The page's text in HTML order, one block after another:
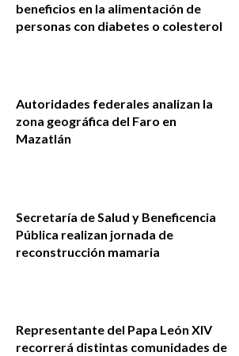
beneficios en la alimentación de
personas con diabetes o colesterol
Autoridades federales analizan la
zona geográfica del Faro en
Mazatlán
Secretaría de Salud y Beneficencia
Pública realizan jornada de
reconstrucción mamaria
Representante del Papa León XIV
recorrerá distintas comunidades de